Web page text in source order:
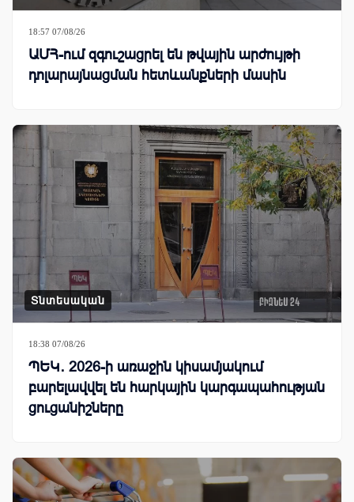
18:57 07/08/26
ԱՄՀ-ում զգուշացրել են թվային արժույթի
դոլարայնացման հետևանքների մասին
Տնտեսական
18:38 07/08/26
ՊԵԿ․ 2026-ի առաջին կիսամյակում
բարելավվել են հարկային կարգապահության
ցուցանիշները